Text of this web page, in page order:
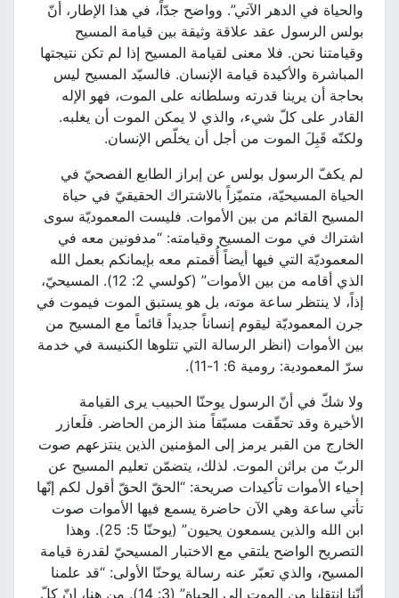
والحياة في الدهر الآتي”. وواضح جدّاً، في هذا الإطار، أنّ
بولس الرسول عقد علاقة وثيقة بين قيامة المسيح
وقيامتنا نحن. فلا معنى لقيامة المسيح إذا لم تكن نتيجتها
المباشرة والأكيدة قيامة الإنسان. فالسيّد المسيح ليس
بحاجة أن يرينا قدرته وسلطانه على الموت، فهو الإله
القادر على كلّ شيء، والذي لا يمكن الموت أن يغلبه.
ولكنّه قَبِلَ الموت من أجل أن يخلّص الإنسان.
لم يكفّ الرسول بولس عن إبراز الطابع الفصحيّ في
الحياة المسيحيّة، متميّزاً بالاشتراك الحقيقيّ في حياة
المسيح القائم من بين الأموات. فليست المعموديّة سوى
اشتراك في موت المسيح وقيامته: “مدفونين معه في
المعموديّة التي فيها أيضاً أُقمتم معه بإيمانكم بعمل الله
الذي أقامه من بين الأموات” (كولسي 2: 12). المسيحيّ،
إذاً، لا ينتظر ساعة موته، بل هو يستبق الموت فيموت في
جرن المعموديّة ليقوم إنساناً جديداً قائماً مع المسيح من
بين الأموات (انظر الرسالة التي تتلوها الكنيسة في خدمة
سرّ المعمودية: رومية 6: 1-11).
ولا شكّ في أنّ الرسول يوحنّا الحبيب يرى القيامة
الأخيرة وقد تحقّقت مسبّقاً منذ الزمن الحاضر. فلَعازر
الخارج من القبر يرمز إلى المؤمنين الذين ينتزعهم صوت
الربّ من براثن الموت. لذلك، يتضمّن تعليم المسيح عن
إحياء الأموات تأكيدات صريحة: “الحقّ الحقّ أقول لكم إنّها
تأتي ساعة وهي الآن حاضرة يسمع فيها الأموات صوت
ابن الله والذين يسمعون يحيون” (يوحنّا 5: 25). وهذا
التصريح الواضح يلتقي مع الاختبار المسيحيّ لقدرة قيامة
المسيح، والذي تعبّر عنه رسالة يوحنّا الأولى: “قد علمنا
أنّنا انتقلنا من الموت إلى الحياة” (3: 14). من هنا، إنّ كلّ